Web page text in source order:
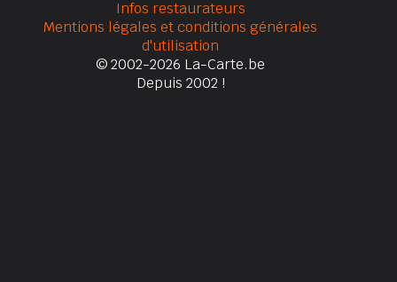
Infos restaurateurs
Mentions légales et conditions générales
d'utilisation
© 2002-2026 La-Carte.be
Depuis 2002 !